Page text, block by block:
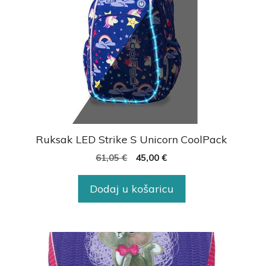
Ruksak LED Strike S Unicorn CoolPack
61,05€ 45,00 €
Dodaj u košaricu